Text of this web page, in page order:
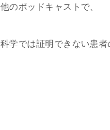
他のポッドキャストで、
科学では証明できない患